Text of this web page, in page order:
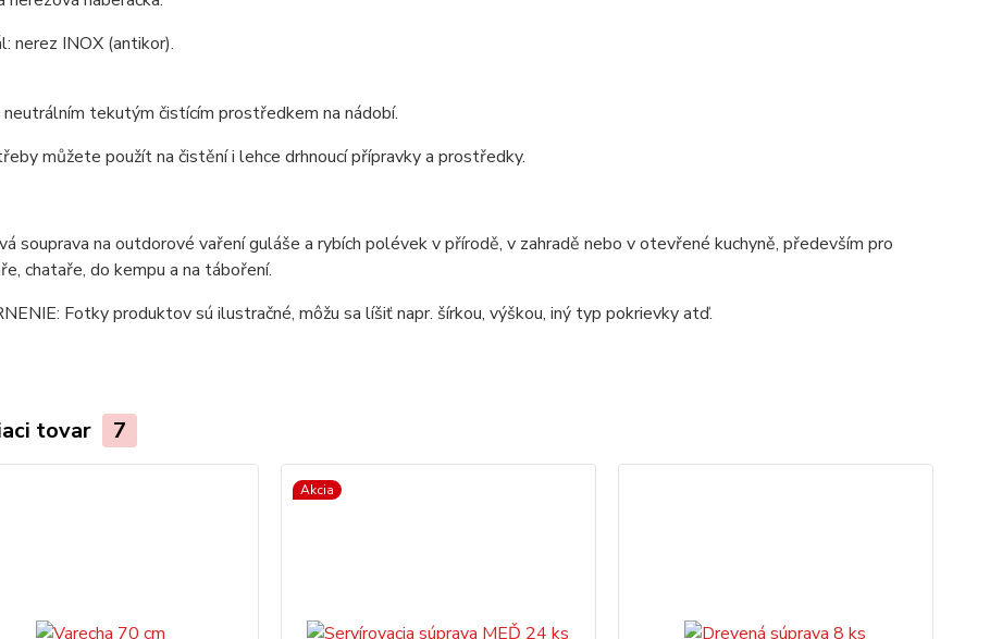
nerez INOX (antikor).
neutrálním tekutým čistícím prostředkem na nádobí.
můžete použít na čistění i lehce drhnoucí přípravky a prostředky.
souprava na outdorové vaření guláše a rybích polévek v přírodě, v zahradě nebo v otevřené kuchyně, především pro
chataře, do kempu a na táboření.
Fotky produktov sú ilustračné, môžu sa líšiť napr. šírkou, výškou, iný typ pokrievky atď.
tovar 7
Akcia